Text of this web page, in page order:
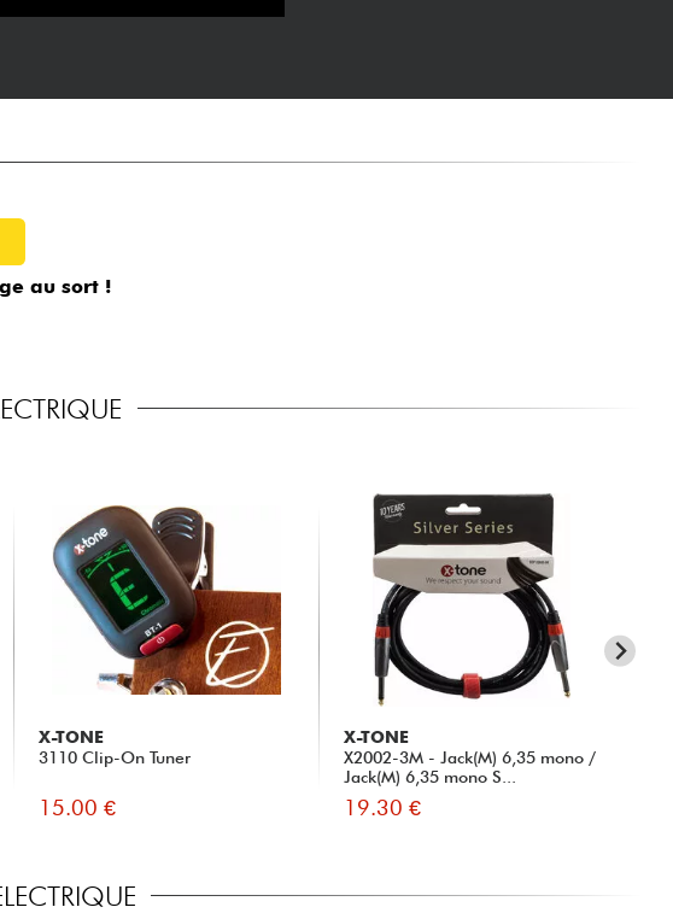
au sort !
X-TONE
3110 Clip-On Tuner
15.00 €
X-TONE
X2002-3M - Jack(M) 6,35 mono /
Jack(M) 6,35 mono S...
19.30 €